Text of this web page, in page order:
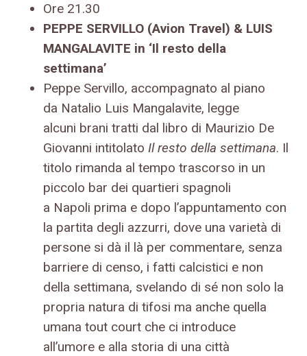
Ore 21.30
PEPPE SERVILLO (Avion Travel) & LUIS
MANGALAVITE in ‘Il resto della
settimana’
Peppe Servillo, accompagnato al piano
da Natalio Luis Mangalavite, legge
alcuni brani tratti dal libro di Maurizio De
Giovanni intitolato Il resto della settimana. Il
titolo rimanda al tempo trascorso in un
piccolo bar dei quartieri spagnoli
a Napoli prima e dopo l’appuntamento con
la partita degli azzurri, dove una varietà di
persone si dà il là per commentare, senza
barriere di censo, i fatti calcistici e non
della settimana, svelando di sé non solo la
propria natura di tifosi ma anche quella
umana tout court che ci introduce
all’umore e alla storia di una città